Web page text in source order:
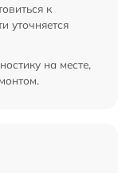
к
уточняется
на месте,